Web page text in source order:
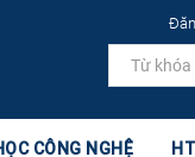
CÔNG NGHỆ